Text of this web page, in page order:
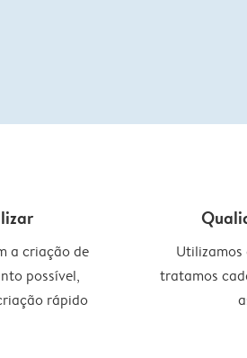
a criação de
possível,
rápido
Utilizamos
tratamos